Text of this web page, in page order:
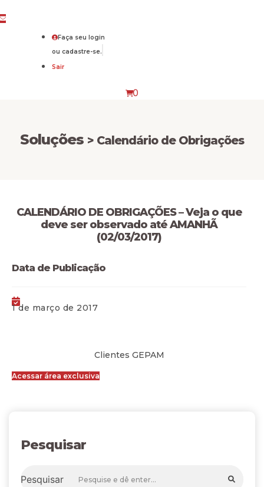
Faça seu login
ou cadastre-se.
Sair
0
Soluções > Calendário de Obrigações
CALENDÁRIO DE OBRIGAÇÕES – Veja o que
deve ser observado até AMANHÃ
(02/03/2017)
Data de Publicação
1 de março de 2017
Clientes GEPAM
Acessar área exclusiva
Pesquisar
Pesquisar